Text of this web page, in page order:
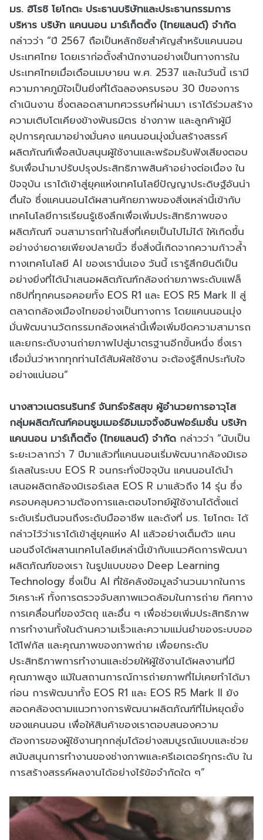
มร. ฮิโรชิ โยโกตะ ประธานบริษัทและประธานกรรมการ
บริหาร บริษัท แคนนอน มาร์เก็ตติ้ง (ไทยแลนด์) จำกัด
กล่าวว่า “ปี 2567 ถือเป็นหลักชัยสำคัญสำหรับแคนนอน
ประเทศไทย โดยเราก่อตั้งสำนักงานอย่างเป็นทางการใน
ประเทศไทยเมื่อเดือนเมษายน พ.ศ. 2537 และในวันนี้ เรามี
ความภาคภูมิใจเป็นยิ่งที่ได้ฉลองครบรอบ 30 ปีของการ
ดำเนินงาน ซึ่งตลอดสามทศวรรษที่ผ่านมา เราได้ร่วมสร้าง
ความเติบโตเคียงข้างพันธมิตร ช่างภาพ และลูกค้าผู้มี
อุปการคุณมาอย่างมั่นคง แคนนอนมุ่งมั่นสร้างสรรค์
ผลิตภัณฑ์เพื่อสนับสนุนผู้ใช้งานและพร้อมรับฟังเสียงตอบ
รับเพื่อนำมาปรับปรุงประสิทธิภาพสินค้าอย่างต่อเนื่อง ใน
ปัจจุบัน เราได้เข้าสู่ยุคแห่งเทคโนโลยีปัญญาประดิษฐ์อันน่า
ตื่นใจ ซึ่งแคนนอนได้ผสานศักยภาพของสิ่งเหล่านี้เข้ากับ
เทคโนโลยีการเรียนรู้เชิงลึกเพื่อเพิ่มประสิทธิภาพของ
ผลิตภัณฑ์ จนสามารถทำในสิ่งที่เคยเป็นไปไม่ได้ ให้เกิดขึ้น
อย่างง่ายดายเพียงปลายนิ้ว ซึ่งสิ่งนี้เกิดจากความก้าวล้ำ
ทางเทคโนโลยี AI ของเรานั่นเอง วันนี้ เรารู้สึกยินดีเป็น
อย่างยิ่งที่ได้นำเสนอผลิตภัณฑ์กล้องถ่ายภาพระดับแฟล็
กชิปที่ทุกคนรอคอยทั้ง EOS R1 และ EOS R5 Mark II สู่
ตลาดกล้องเมืองไทยอย่างเป็นทางการ โดยแคนนอนมุ่ง
มั่นพัฒนานวัตกรรมกล้องเหล่านี้เพื่อเพิ่มขีดความสามารถ
และยกระดับงานถ่ายภาพไปสู่มาตรฐานอีกขั้นหนึ่ง ซึ่งเรา
เชื่อมั่นว่าหากทุกท่านได้สัมผัสใช้งาน จะต้องรู้สึกประทับใจ
อย่างแน่นอน”
นางสาวเนตรนรินทร์ จันทร์จรัสสุข ผู้อำนวยการอาวุโส
กลุ่มผลิตภัณฑ์คอนซูมเมอร์อิมเมจจิ้งอินฟอร์เมชั่น บริษัท
แคนนอน มาร์เก็ตติ้ง (ไทยแลนด์) จำกัด กล่าวว่า “นับเป็น
ระยะเวลากว่า 7 ปีมาแล้วที่แคนนอนเริ่มพัฒนากล้องมิเรอ
ร์เลสในระบบ EOS R จนกระทั่งปัจจุบัน แคนนอนได้นำ
เสนอผลิตกล้องมิเรอร์เลส EOS R มาแล้วถึง 14 รุ่น ซึ่ง
ครอบคลุมความต้องการและตอบโจทย์ผู้ใช้งานได้ตั้งแต่
ระดับเริ่มต้นจนถึงระดับมืออาชีพ และดังที่ มร. โยโกตะ ได้
กล่าวไว้ว่าเราได้เข้าสู่ยุคแห่ง AI แล้วอย่างเต็มตัว แคน
นอนจึงได้ผสานเทคโนโลยีเหล่านี้เข้ากับแนวคิดการพัฒนา
ผลิตภัณฑ์ของเรา ในรูปแบบของ Deep Learning
Technology ซึ่งเป็น AI ที่ใช้คลังข้อมูลจำนวนมากในการ
วิเคราะห์ ทั้งการตรวจจับสภาพแวดล้อมในการถ่าย ทิศทาง
การเคลื่อนที่ของวัตถุ และอื่น ๆ เพื่อช่วยเพิ่มประสิทธิภาพ
การทำงานทั้งในด้านความเร็วและความแม่นยำของระบบออ
โต้โฟกัส และคุณภาพของภาพถ่าย เพื่อยกระดับ
ประสิทธิภาพการทำงานและช่วยให้ผู้ใช้งานได้ผลงานที่มี
คุณภาพสูง แม้ในสถานการณ์การถ่ายภาพที่ไม่เคยทำได้มา
ก่อน การพัฒนาทั้ง EOS R1 และ EOS R5 Mark II ยัง
สอดคล้องตามแนวทางการพัฒนาผลิตภัณฑ์ที่ไม่หยุดยั้ง
ของแคนนอน เพื่อให้สินค้าของเราตอบสนองความ
ต้องการของผู้ใช้งานทุกกลุ่มได้อย่างสมบูรณ์แบบและช่วย
สนับสนุนการทำงานของช่างภาพและครีเอเตอร์ทุกระดับ ใน
การสร้างสรรค์ผลงานได้อย่างไร้ข้อจำกัดใด ๆ”